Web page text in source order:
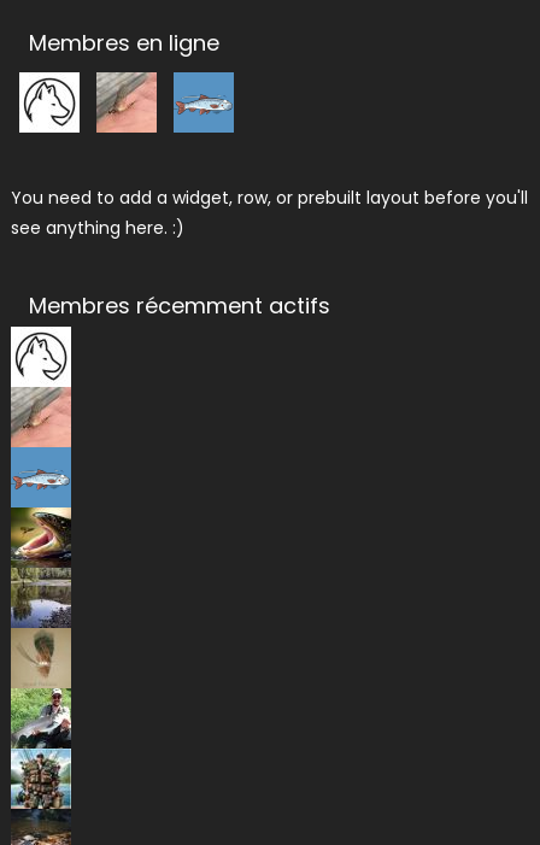
Membres en ligne
You need to add a widget, row, or prebuilt layout before you'll
see anything here. :)
Membres récemment actifs